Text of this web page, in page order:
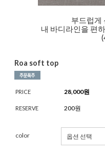
부드럽게
내 바디라인을 편
Roa soft top
PRICE 28,000원
RESERVE 200원
color